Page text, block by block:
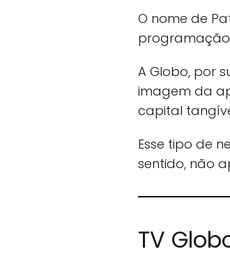
O nome de
A Globo, por
imagem da
capital
Esse tipo de
sentido, não
TV